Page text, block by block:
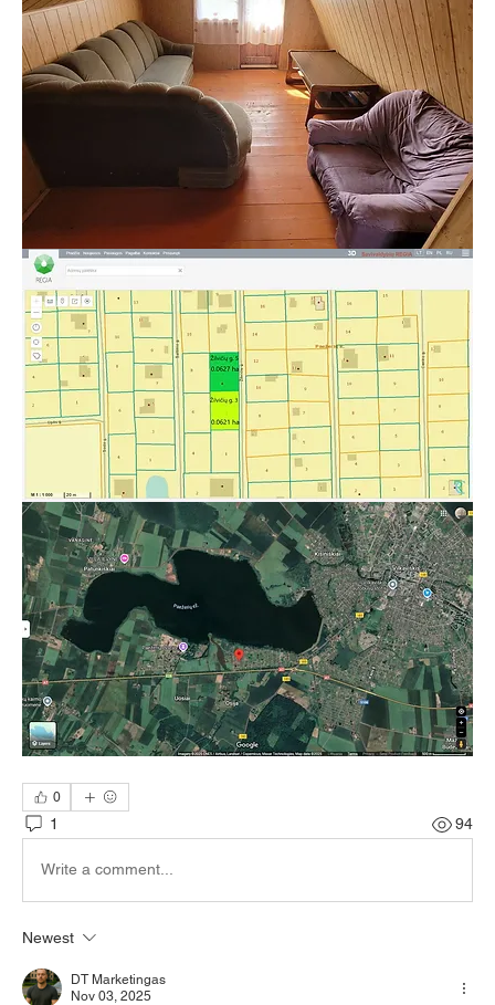
0
1 94
Write a comment...
Newest
DT Marketingas
Nov 03, 2025